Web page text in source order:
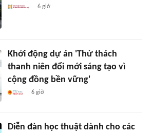
6 giờ
Khởi động dự án 'Thử thách
thanh niên đổi mới sáng tạo vì
cộng đồng bền vững'
6 giờ
Diễn đàn học thuật dành cho các